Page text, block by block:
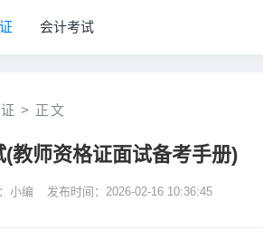
会计考试
> 正文
教师资格证面试备考手册)
小编 发布时间：2026-02-16 10:36:45